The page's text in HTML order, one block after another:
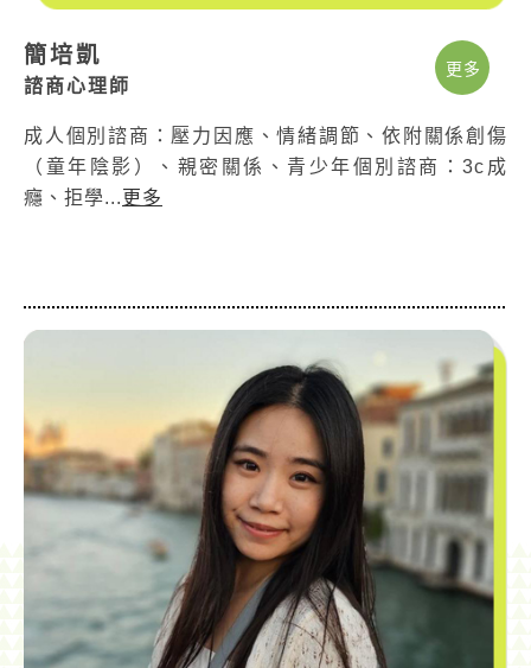
更多
簡培凱
諮商心理師
成人個別諮商：壓力因應、情緒調節、依附關係創傷
（童年陰影）、親密關係、青少年個別諮商：3c成
癮、拒學... 更多